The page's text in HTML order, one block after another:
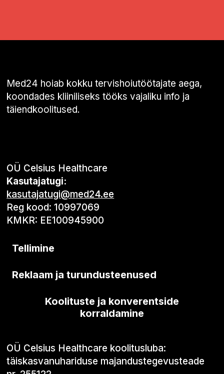
Med24 hoiab kokku tervishoiutöötajate aega,
koondades kliiniliseks tööks vajaliku info ja
täiendkoolitused.
OÜ Celsius Healthcare
Kasutajatugi:
kasutajatugi@med24.ee
Reg kood: 10997069
KMKR: EE100945900
Tellimine
Reklaam ja turundusteenused
Koolituste ja konverentside
korraldamine
OÜ Celsius Healthcare koolitusluba:
täiskasvanuhariduse majandustegevusteade